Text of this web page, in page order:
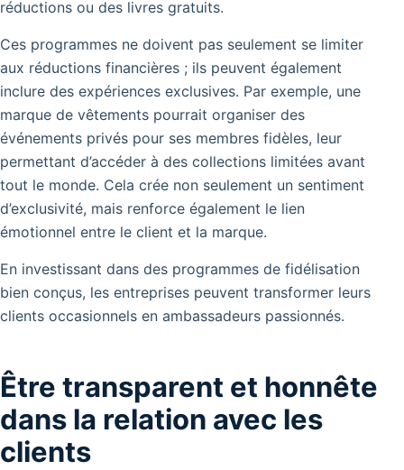
réductions ou des livres gratuits.
Ces programmes ne doivent pas seulement se limiter
aux réductions financières ; ils peuvent également
inclure des expériences exclusives. Par exemple, une
marque de vêtements pourrait organiser des
événements privés pour ses membres fidèles, leur
permettant d’accéder à des collections limitées avant
tout le monde. Cela crée non seulement un sentiment
d’exclusivité, mais renforce également le lien
émotionnel entre le client et la marque.
En investissant dans des programmes de fidélisation
bien conçus, les entreprises peuvent transformer leurs
clients occasionnels en ambassadeurs passionnés.
Être transparent et honnête
dans la relation avec les
clients